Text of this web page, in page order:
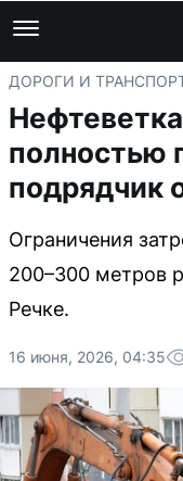
ДОРОГИ И
полностью
подрядчик
Ограничения
200–300 метров
Речке.
16 июня, 2026, 04:35